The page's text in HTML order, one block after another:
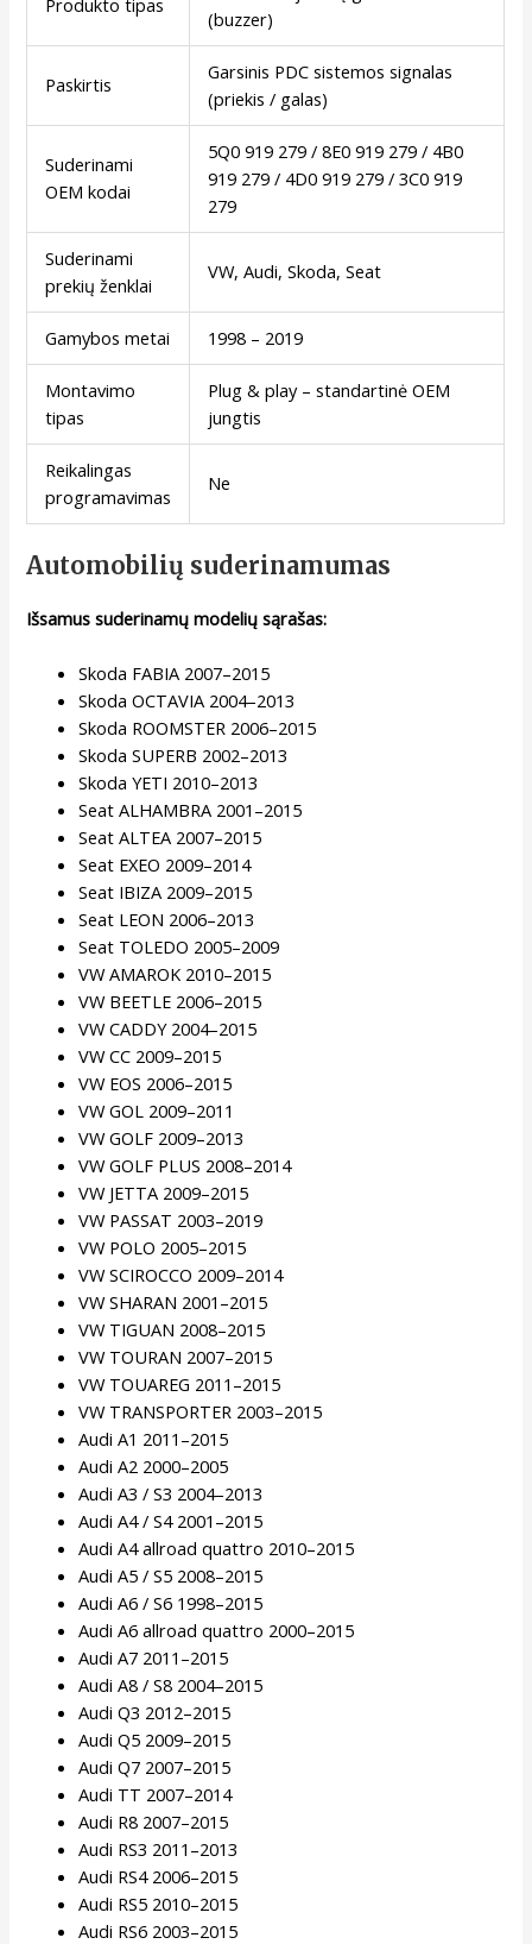
(buzzer)
Paskirtis
Garsinis PDC sistemos signalas
(priekis / galas)
Suderinami
OEM kodai
5Q0 919 279 / 8E0 919 279 / 4B0
919 279 / 4D0 919 279 / 3C0 919
279
Suderinami
prekių ženklai
VW, Audi, Skoda, Seat
Gamybos metai 1998 – 2019
Montavimo
tipas
Plug & play – standartinė OEM
jungtis
Reikalingas
programavimas
Ne
Automobilių suderinamumas
Išsamus suderinamų modelių sąrašas:
Skoda FABIA 2007–2015
Skoda OCTAVIA 2004–2013
Skoda ROOMSTER 2006–2015
Skoda SUPERB 2002–2013
Skoda YETI 2010–2013
Seat ALHAMBRA 2001–2015
Seat ALTEA 2007–2015
Seat EXEO 2009–2014
Seat IBIZA 2009–2015
Seat LEON 2006–2013
Seat TOLEDO 2005–2009
VW AMAROK 2010–2015
VW BEETLE 2006–2015
VW CADDY 2004–2015
VW CC 2009–2015
VW EOS 2006–2015
VW GOL 2009–2011
VW GOLF 2009–2013
VW GOLF PLUS 2008–2014
VW JETTA 2009–2015
VW PASSAT 2003–2019
VW POLO 2005–2015
VW SCIROCCO 2009–2014
VW SHARAN 2001–2015
VW TIGUAN 2008–2015
VW TOURAN 2007–2015
VW TOUAREG 2011–2015
VW TRANSPORTER 2003–2015
Audi A1 2011–2015
Audi A2 2000–2005
Audi A3 / S3 2004–2013
Audi A4 / S4 2001–2015
Audi A4 allroad quattro 2010–2015
Audi A5 / S5 2008–2015
Audi A6 / S6 1998–2015
Audi A6 allroad quattro 2000–2015
Audi A7 2011–2015
Audi A8 / S8 2004–2015
Audi Q3 2012–2015
Audi Q5 2009–2015
Audi Q7 2007–2015
Audi TT 2007–2014
Audi R8 2007–2015
Audi RS3 2011–2013
Audi RS4 2006–2015
Audi RS5 2010–2015
Audi RS6 2003–2015